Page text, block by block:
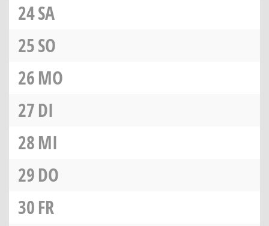
24SA
25SO
26MO
27DI
28MI
29DO
30FR